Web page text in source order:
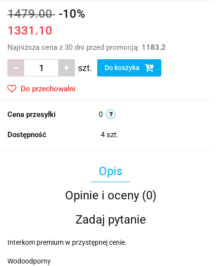
1479.00 -10%
1331.10
Najniższa cena z 30 dni przed promocją: 1183.2
szt. Do koszyka
Do przechowalni
Cena przesyłki 0
Dostępność 4 szt.
Opis
Opinie i oceny (0)
Zadaj pytanie
Interkom premium w przystępnej cenie.
Wodoodporny